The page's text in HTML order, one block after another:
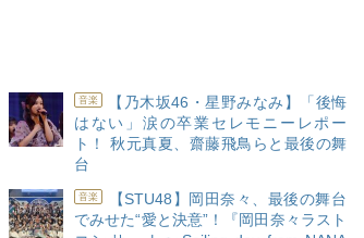
音楽
【乃木坂46・星野みなみ】「後悔
はない」涙の卒業セレモニーレポー
ト！ 秋元真夏、齋藤飛鳥らと最後の舞
台
音楽
【STU48】岡田奈々、最後の舞台
でみせた“愛と決意”！『岡田奈々ラスト